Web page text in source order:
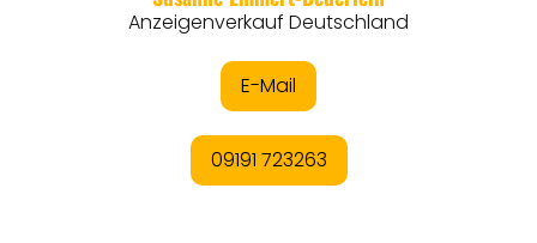
REISEMAGAZINE
THEMEN
ANGEBOTE